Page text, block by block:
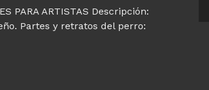
PARA ARTISTAS Descripción:
Partes y retratos del perro: